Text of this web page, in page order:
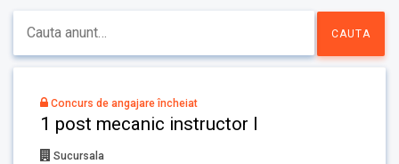
Concurs de angajare încheiat
1 post mecanic instructor I
Sucursala